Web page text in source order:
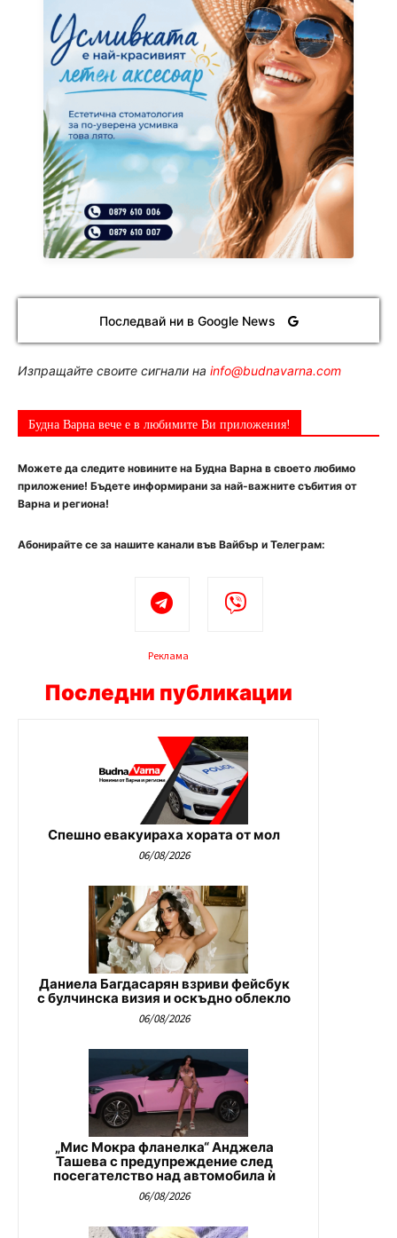
Последвай ни в Google News
Изпращайте своите сигнали на info@budnavarna.com
Будна Варна вече е в любимите Ви приложения!
Можете да следите новините на Будна Варна в своето любимо
приложение! Бъдете информирани за най-важните събития от
Варна и региона!
Абонирайте се за нашите канали във Вайбър и Телеграм:
Реклама
Последни публикации
Спешно евакуираха хората от мол
06/08/2026
Даниела Багдасарян взриви фейсбук
с булчинска визия и оскъдно облекло
06/08/2026
„Мис Мокра фланелка“ Анджела
Ташева с предупреждение след
посегателство над автомобила ѝ
06/08/2026